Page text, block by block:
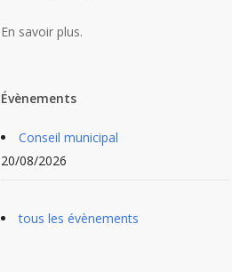
En savoir plus.
Évènements
Conseil municipal
20/08/2026
tous les évènements